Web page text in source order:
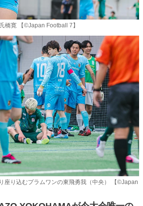
橋寛 【©️Japan Football 7】
座り込むプラムワンの東飛勇我（中央） 【©️Japan